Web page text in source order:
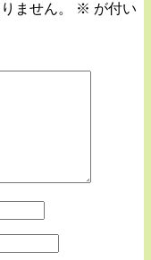
ません。 ※ が付い